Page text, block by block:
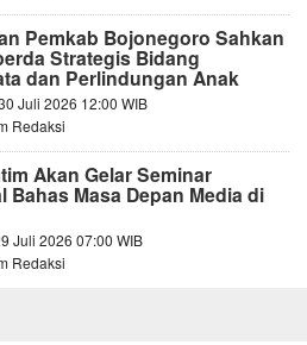
Pemkab Bojonegoro Sahkan
Strategis Bidang
dan Perlindungan Anak
Juli 2026 12:00 WIB
Redaksi
Akan Gelar Seminar
Bahas Masa Depan Media di
Juli 2026 07:00 WIB
Redaksi